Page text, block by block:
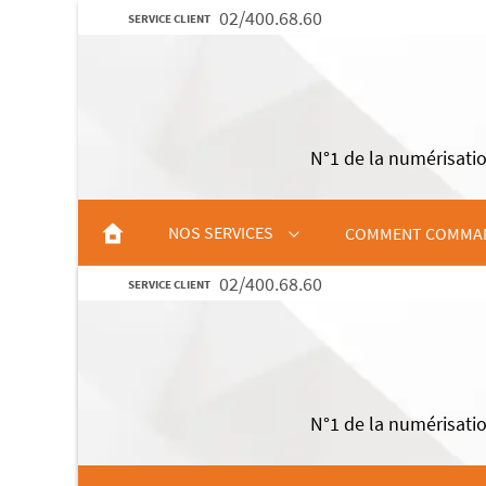
SERVICE CLIENT 02/400.68.60
N°1 de la
NOS SERVICES
NUMÉRISATION DE CASSETTES
NUMÉRISATION DE BOBINES
NUMÉRISATION DE PHOTOS
COMMENT
SERVICE CLIENT 02/400.68.60
N°1 de la